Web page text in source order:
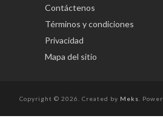
Contáctenos
Términos y condiciones
Privacidad
Mapa del sitio
Copyright © 2026. Created by Meks .